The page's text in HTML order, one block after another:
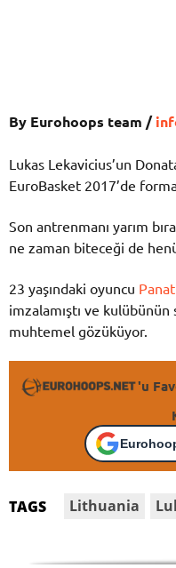
By Eurohoops team /
Lukas Lekavicius’un
EuroBasket 2017’de
Son antrenmanı yarım
ne zaman biteceği de
23 yaşındaki oyuncu
imzalamıştı ve kulübünün
muhtemel gözüküyor.
'u
TAGS Lithuania